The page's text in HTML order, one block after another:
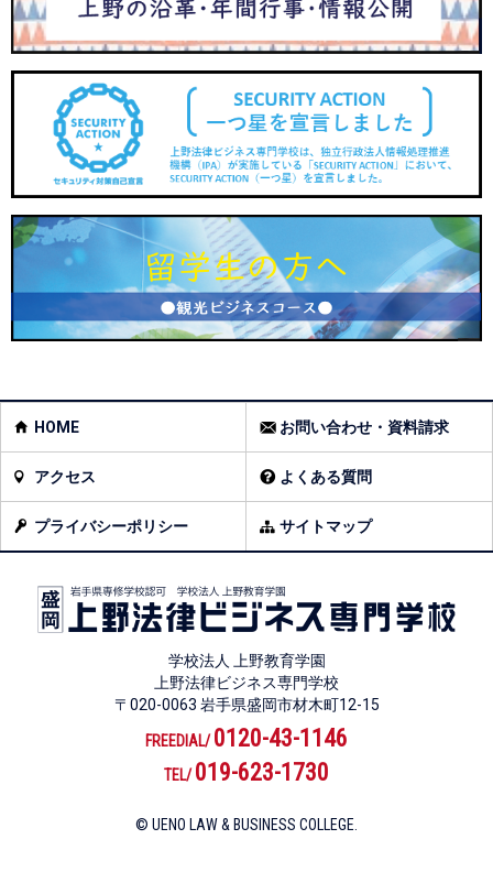
HOME お問い合わせ・資料請求
アクセス よくある質問
プライバシーポリシー サイトマップ
学校法人 上野教育学園
上野法律ビジネス専門学校
〒020-0063 岩手県盛岡市材木町12-15
FREEDIAL/ 0120-43-1146
TEL/ 019-623-1730
© UENO LAW & BUSINESS COLLEGE.